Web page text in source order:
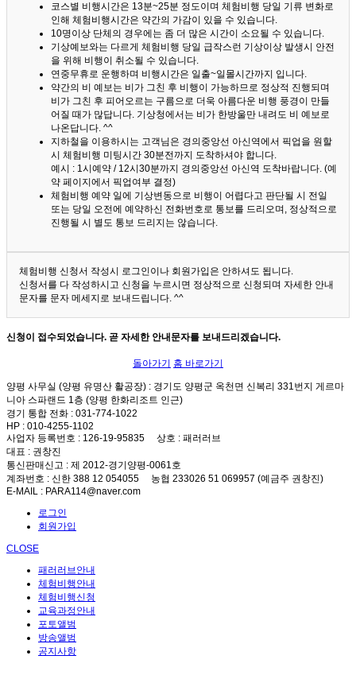
코스별 비행시간은 13분~25분 정도이며 체험비행 당일 기류 변화로
인해 체험비행시간은 약간의 가감이 있을 수 있습니다.
10명이상 단체의 경우에는 좀 더 많은 시간이 소요될 수 있습니다.
기상예보와는 다르게 체험비행 당일 급작스런 기상이상 발생시 안전
을 위해 비행이 취소될 수 있습니다.
연중무휴로 운행하며 비행시간은 일출~일몰시간까지 입니다.
약간의 비 예보는 비가 그친 후 비행이 가능하므로 정상적 진행되며
비가 그친 후 피어오르는 구름으로 더욱 아름다운 비행 풍경이 만들
어질 때가 많답니다. 기상청에서는 비가 한방울만 내려도 비 예보로
나온답니다. ^^
지하철을 이용하시는 고객님은 경의중앙선 아신역에서 픽업을 원할
시 체험비행 미팅시간 30분전까지 도착하셔야 합니다.
예시 : 1시예약 / 12시30분까지 경의중앙선 아신역 도착바랍니다. (예
약 페이지에서 픽업여부 결정)
체험비행 예약 일에 기상변동으로 비행이 어렵다고 판단될 시 전일
또는 당일 오전에 예약하신 전화번호로 통보를 드리오며, 정상적으로
진행될 시 별도 통보 드리지는 않습니다.
체험비행 신청서 작성시 로그인이나 회원가입은 안하셔도 됩니다.
신청서를 다 작성하시고 신청을 누르시면 정상적으로 신청되며 자세한 안내
문자를 문자 메세지로 보내드립니다. ^^
신청이 접수되었습니다. 곧 자세한 안내문자를 보내드리겠습니다.
돌아가기 홈 바로가기
양평 사무실 (양평 유명산 활공장) : 경기도 양평군 옥천면 신복리 331번지 게르마
니아 스파랜드 1층 (양평 한화리조트 인근)
경기 통합 전화 : 031-774-1022
HP : 010-4255-1102
사업자 등록번호 : 126-19-95835 상호 : 패러러브
대표 : 권창진
통신판매신고 : 제 2012-경기양평-0061호
계좌번호 : 신한 388 12 054055 농협 233026 51 069957 (예금주 권창진)
E-MAIL : PARA114@naver.com
로그인
회원가입
CLOSE
패러러브안내
체험비행안내
체험비행신청
교육과정안내
포토앨범
방송앨범
공지사항